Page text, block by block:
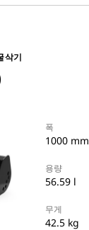
삭기
폭
1000 mm
용량
56.59 l
무게
42.5 kg